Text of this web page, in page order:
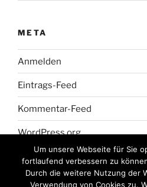
META
Anmelden
Eintrags-Feed
Kommentar-Feed
WordPress.org
Um unsere Webseite für Sie
fortlaufend verbessern zu
Durch die weitere Nutzung der
Verwendung von Cookies zu.